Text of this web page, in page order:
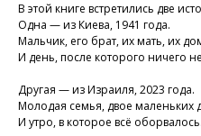
В этой книге встретились две
Одна — из Киева, 1941 года.
Мальчик, его брат, их мать, их
И день, после которого ничего
Другая — из Израиля, 2023 года.
Молодая семья, двое маленьких
И утро, в которое всё оборвалось.